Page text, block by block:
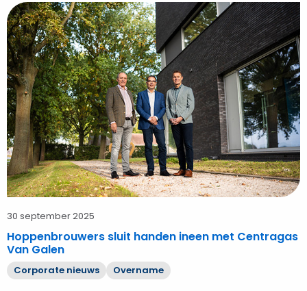
Bekijk
Hoppenbrouwers
sluit
handen
ineen
met
Centragas
Van
Galen
30 september 2025
Hoppenbrouwers sluit handen ineen met Centragas
Van Galen
Corporate nieuws Overname